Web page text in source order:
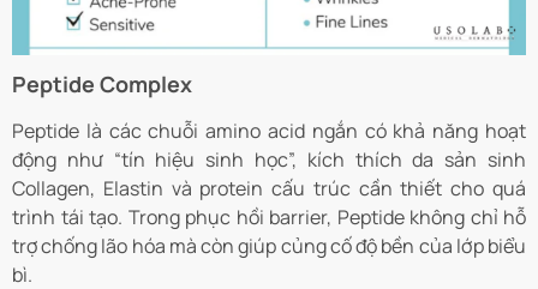
Peptide Complex
Peptide là các chuỗi amino acid ngắn có khả năng hoạt
động như “tín hiệu sinh học”, kích thích da sản sinh
Collagen, Elastin và protein cấu trúc cần thiết cho quá
trình tái tạo. Trong phục hồi barrier, Peptide không chỉ hỗ
trợ chống lão hóa mà còn giúp củng cố độ bền của lớp biểu
bì.